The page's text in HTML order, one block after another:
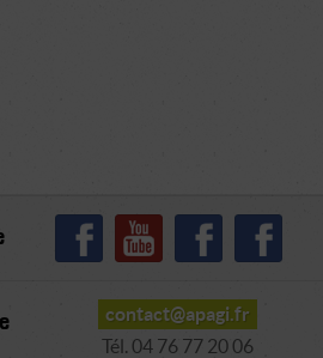
contact@apagi.fr
Tél. 04 76 77 20 06